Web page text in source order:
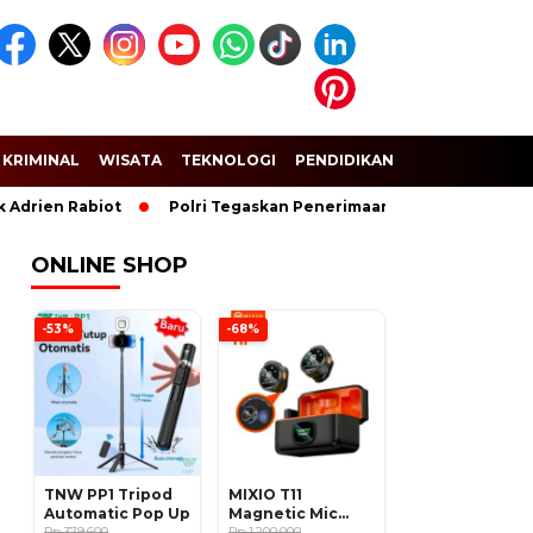
KRIMINAL WISATA TEKNOLOGI PENDIDIKAN
Rabiot Polri Tegaskan Penerimaan Anggota dan
ONLINE SHOP
-53%
TNW PP1 Tripod
Automatic Pop Up
-68%
MIXIO T11
Magnetic Mic